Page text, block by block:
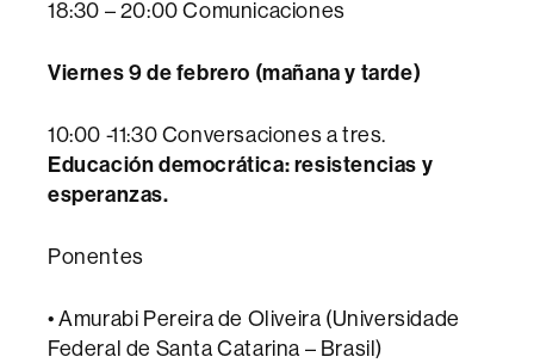
18:30 – 20:00 Comunicaciones
Viernes 9 de febrero (mañana y tarde)
10:00 -11:30 Conversaciones a tres.
Educación democrática: resistencias y
esperanzas.
Ponentes
• Amurabi Pereira de Oliveira (Universidade
Federal de Santa Catarina – Brasil)